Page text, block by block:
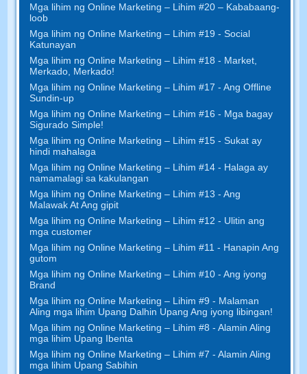
Mga lihim ng Online Marketing – Lihim #20 – Kababaang-
loob
Mga lihim ng Online Marketing – Lihim #19 - Social
Katunayan
Mga lihim ng Online Marketing – Lihim #18 - Market,
Merkado, Merkado!
Mga lihim ng Online Marketing – Lihim #17 - Ang Offline
Sundin-up
Mga lihim ng Online Marketing – Lihim #16 - Mga bagay
Sigurado Simple!
Mga lihim ng Online Marketing – Lihim #15 - Sukat ay
hindi mahalaga
Mga lihim ng Online Marketing – Lihim #14 - Halaga ay
namamalagi sa kakulangan
Mga lihim ng Online Marketing – Lihim #13 - Ang
Malawak At Ang gipit
Mga lihim ng Online Marketing – Lihim #12 - Ulitin ang
mga customer
Mga lihim ng Online Marketing – Lihim #11 - Hanapin Ang
gutom
Mga lihim ng Online Marketing – Lihim #10 - Ang iyong
Brand
Mga lihim ng Online Marketing – Lihim #9 - Malaman
Aling mga lihim Upang Dalhin Upang Ang iyong libingan!
Mga lihim ng Online Marketing – Lihim #8 - Alamin Aling
mga lihim Upang Ibenta
Mga lihim ng Online Marketing – Lihim #7 - Alamin Aling
mga lihim Upang Sabihin